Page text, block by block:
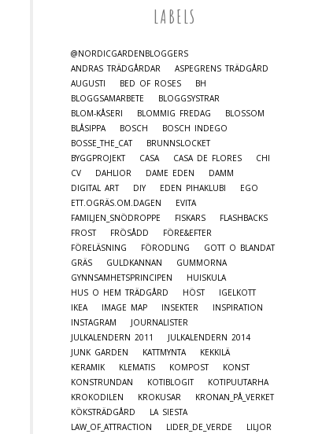
LABELS
@NORDICGARDENBLOGGERS
ANDRAS TRÄDGÅRDAR
ASPEGRENS TRÄDGÅRD
AUGUSTI
BED OF ROSES
BH
BLOGGSAMARBETE
BLOGGSYSTRAR
BLOM-KÅSERI
BLOMMIG FREDAG
BLOSSOM
BLÅSIPPA
BOSCH
BOSCH INDEGO
BOSSE_THE_CAT
BRUNNSLOCKET
BYGGPROJEKT
CASA CASA DE FLORES
CHI
CV
DAHLIOR DAME EDEN
DAMM
DIGITAL ART
DIY EDEN PIHAKLUBI
EGO
ETT.OGRÄS.OM.DAGEN
EVITA
FAMILJEN_SNÖDROPPE
FISKARS
FLASHBACKS
FROST
FRÖSÅDD
FÖRE&EFTER
FÖRELÄSNING
FÖRODLING
GOTT O BLANDAT
GRÄS
GULDKANNAN
GUMMORNA
GYNNSAMHETSPRINCIPEN
HUISKULA
HUS O HEM TRÄDGÅRD
HÖST
IGELKOTT
IKEA
IMAGE MAP INSEKTER
INSPIRATION
INSTAGRAM
JOURNALISTER
JULKALENDERN 2011
JULKALENDERN 2014
JUNK GARDEN
KATTMYNTA
KEKKILÄ
KERAMIK
KLEMATIS KOMPOST
KONST
KONSTRUNDAN
KOTIBLOGIT
KOTIPUUTARHA
KROKODILEN
KROKUSAR
KRONAN_PÅ_VERKET
KÖKSTRÄDGÅRD
LA SIESTA
LAW_OF_ATTRACTION
LIDER_DE_VERDE LILJOR